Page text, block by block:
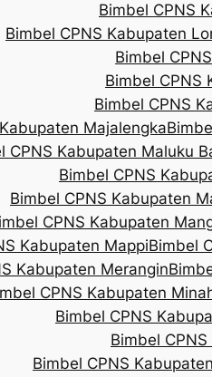
Bimbel CPNS
Bimbel CPNS Kabupaten
Bimbel
Bimbel CPNS
Bimbel CPNS
Majalengka
CPNS Kabupaten Maluku
Bimbel CPNS
Bimbel CPNS Kabupaten
CPNS Kabupaten
Kabupaten MappiBimbel
Kabupaten Merangin
CPNS Kabupaten
Bimbel CPNS
Bimbel
Bimbel CPNS